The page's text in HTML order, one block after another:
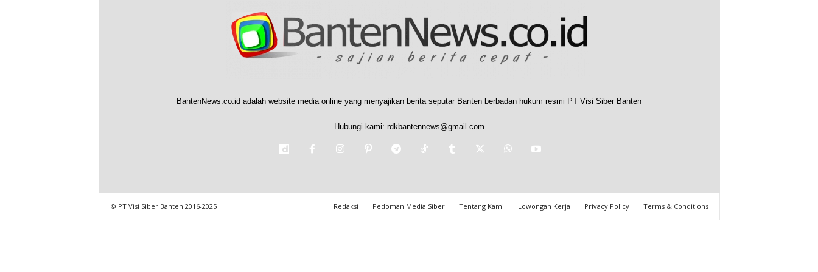
BantenNews.co.id adalah website media online yang menyajikan berita seputar Banten berbadan hukum resmi PT Visi Siber Banten
Hubungi kami: rdkbantennews@gmail.com
Redaksi Pedoman Media Siber Tentang Kami Lowongan Kerja Privacy Policy Terms & Conditions
© PT Visi Siber Banten 2016-2025